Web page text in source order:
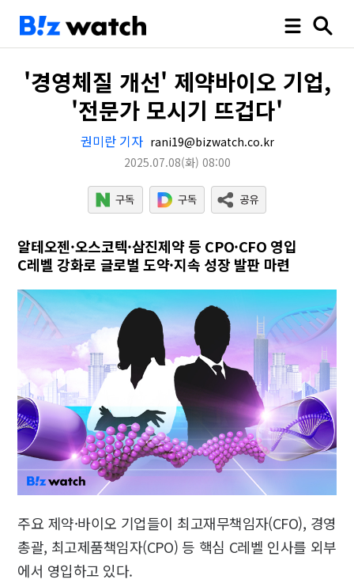
'경영체질 개선' 제약바이오 기업,
'전문가 모시기 뜨겁다'
권미란 기자 rani19@bizwatch.co.kr
2025.07.08(화) 08:00
알테오젠·오스코텍·삼진제약 등 CPO·CFO 영입
C레벨 강화로 글로벌 도약·지속 성장 발판 마련
주요 제약·바이오 기업들이 최고재무책임자(CFO), 경영
총괄, 최고제품책임자(CPO) 등 핵심 C레벨 인사를 외부
에서 영입하고 있다.